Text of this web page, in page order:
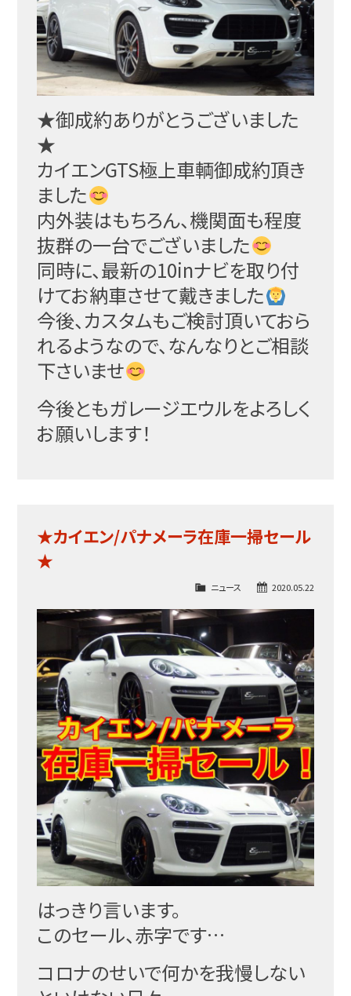
★御成約ありがとうございました
★
カイエンGTS極上車輌御成約頂き
ました
内外装はもちろん、機関面も程度
抜群の一台でございました
同時に、最新の10inナビを取り付
けてお納車させて戴きました
今後、カスタムもご検討頂いておら
れるようなので、なんなりとご相談
下さいませ
今後ともガレージエウルをよろしく
お願いします！
★カイエン/パナメーラ在庫一掃セール
★
2020.05.22
ニュース
はっきり言います。
このセール、赤字です…
コロナのせいで何かを我慢しない